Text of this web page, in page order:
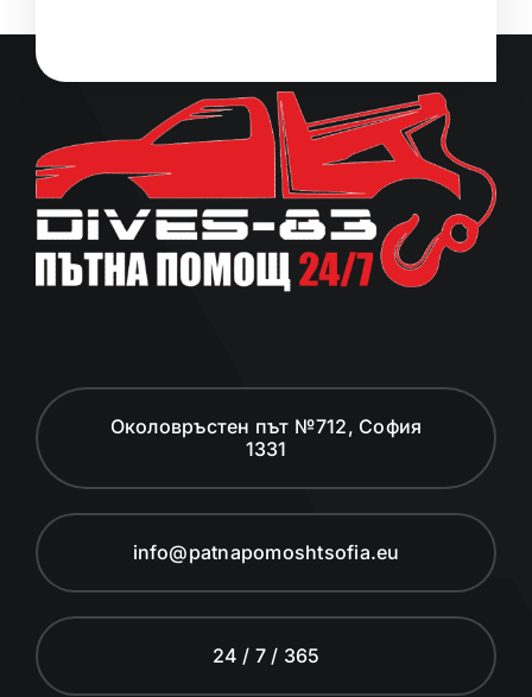
Околовръстен път №712, София
1331
info@patnapomoshtsofia.eu
24 / 7 / 365